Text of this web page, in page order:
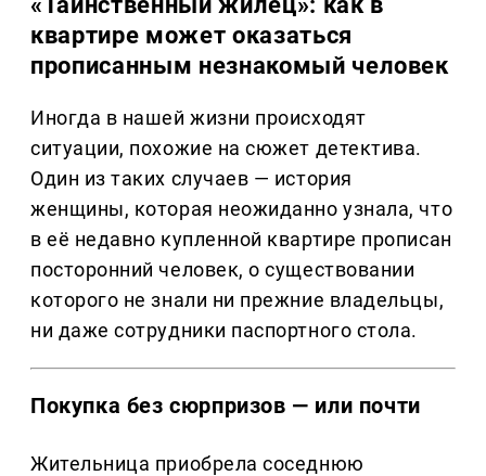
квартире может оказаться
прописанным незнакомый человек
Иногда в нашей жизни происходят
ситуации, похожие на сюжет детектива.
Один из таких случаев — история
женщины, которая неожиданно узнала, что
в её недавно купленной квартире прописан
посторонний человек, о существовании
которого не знали ни прежние владельцы,
ни даже сотрудники паспортного стола.
Покупка без сюрпризов — или почти
Жительница приобрела соседнюю